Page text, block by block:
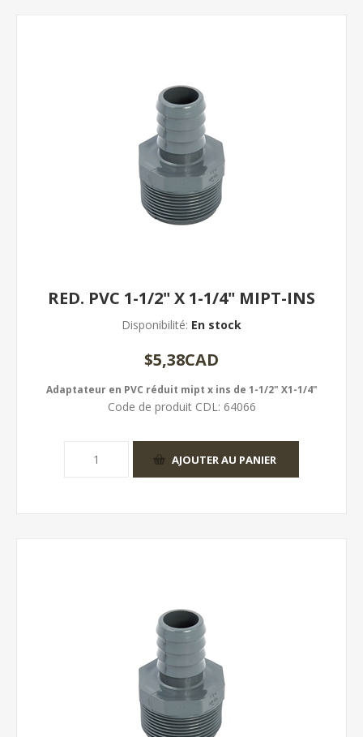
RED. PVC 1-1/2" X 1-1/4" MIPT-INS
Disponibilité: En stock
$5,38CAD
Adaptateur en PVC réduit mipt x ins de 1-1/2" X1-1/4"
Code de produit CDL: 64066